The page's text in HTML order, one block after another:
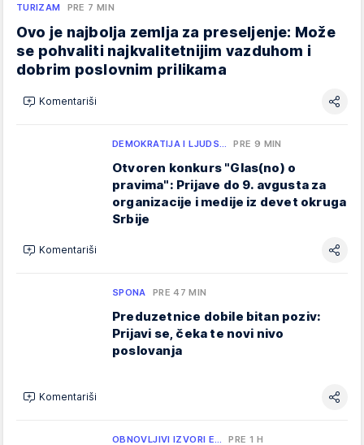
TURIZAM PRE 7 MIN
Ovo je najbolja zemlja za preseljenje: Može
se pohvaliti najkvalitetnijim vazduhom i
dobrim poslovnim prilikama
Komentariši
DEMOKRATIJA I LJUDS… PRE 9 MIN
Otvoren konkurs "Glas(no) o
pravima": Prijave do 9. avgusta za
organizacije i medije iz devet okruga
Srbije
Komentariši
SPONA PRE 47 MIN
Preduzetnice dobile bitan poziv:
Prijavi se, čeka te novi nivo
poslovanja
Komentariši
OBNOVLJIVI IZVORI E… PRE 1 H